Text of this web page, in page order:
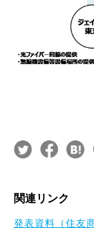
関連リンク
発表資料（住友